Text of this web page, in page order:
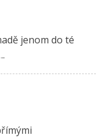
jenom do té